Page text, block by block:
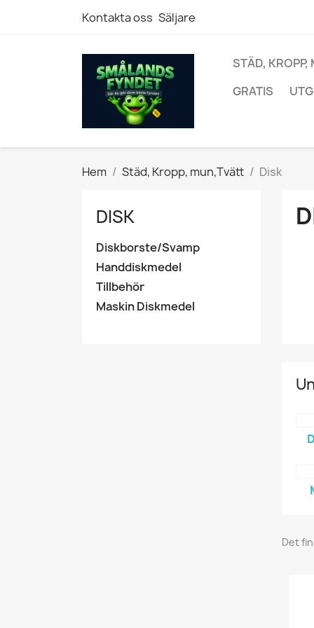
Kontakta oss Säljare
STÄD, KROPP,
GRATIS
Hem Städ, Kropp, mun,Tvätt Disk
DISK
Diskborste/Svamp
Handdiskmedel
Tillbehör
Maskin Diskmedel
Det